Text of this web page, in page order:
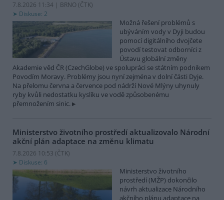
7.8.2026 11:34 | BRNO (ČTK)
Diskuse: 2
Možná řešení problémů s
ubýváním vody v Dyji budou
pomocí digitálního dvojčete
povodí testovat odborníci z
Ústavu globální změny
Akademie věd ČR (CzechGlobe) ve spolupráci se státním podnikem
Povodím Moravy. Problémy jsou nyní zejména v dolní části Dyje.
Na přelomu června a července pod nádrží Nové Mlýny uhynuly
ryby kvůli nedostatku kyslíku ve vodě způsobenému
přemnožením sinic.
Ministerstvo životního prostředí aktualizovalo Národní
akční plán adaptace na změnu klimatu
7.8.2026 10:53 (ČTK)
Diskuse: 6
Ministerstvo životního
prostředí (MŽP) dokončilo
návrh aktualizace Národního
akčního plánu adaptace na